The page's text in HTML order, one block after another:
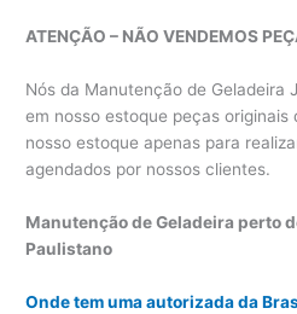
ATENÇÃO – NÃO VENDEMOS
Nós da Manutenção de Geladeira
em nosso estoque peças originais
nosso estoque apenas para
agendados por nossos clientes.
Manutenção de Geladeira perto
Paulistano
Onde tem uma autorizada da